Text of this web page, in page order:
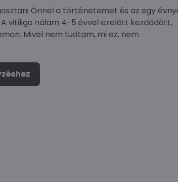
Önnel a történetemet és az egy évnyi
vitiligo nálam 4-5 évvel ezelőtt kezdődött,
Mivel nem tudtam, mi ez, nem